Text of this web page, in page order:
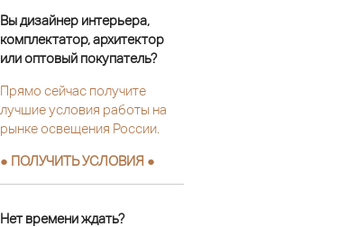
Вы дизайнер интерьера,
комплектатор, архитектор
или оптовый покупатель?
Прямо сейчас получите
лучшие условия работы на
рынке освещения России.
● ПОЛУЧИТЬ УСЛОВИЯ ●
Нет времени ждать?